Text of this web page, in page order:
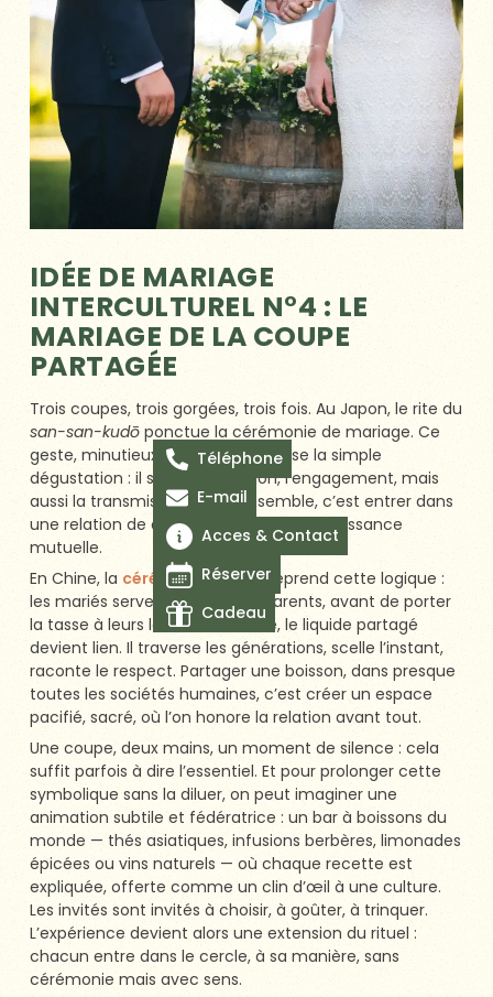
IDÉE DE MARIAGE
INTERCULTUREL N°4 : LE
MARIAGE DE LA COUPE
PARTAGÉE
Trois coupes, trois gorgées, trois fois. Au Japon, le rite du
san-san-kudōponctue la cérémonie de mariage. Ce
geste, minutieux et codifié, dépasse la simple
dégustation : il symbolise l’union, l’engagement, mais
aussi la transmission. Boire ensemble, c’est entrer dans
une relation de confiance et de reconnaissance
mutuelle.
En Chine, la cérémonie du théreprend cette logique :
les mariés servent d’abord les parents, avant de porter
la tasse à leurs lèvres. Là encore, le liquide partagé
devient lien. Il traverse les générations, scelle l’instant,
raconte le respect. Partager une boisson, dans presque
toutes les sociétés humaines, c’est créer un espace
pacifié, sacré, où l’on honore la relation avant tout.
Une coupe, deux mains, un moment de silence : cela
suffit parfois à dire l’essentiel. Et pour prolonger cette
symbolique sans la diluer, on peut imaginer une
animation subtile et fédératrice : un bar à boissons du
monde — thés asiatiques, infusions berbères, limonades
épicées ou vins naturels — où chaque recette est
expliquée, offerte comme un clin d’œil à une culture.
Les invités sont invités à choisir, à goûter, à trinquer.
L’expérience devient alors une extension du rituel :
chacun entre dans le cercle, à sa manière, sans
cérémonie mais avec sens.
Téléphone
E-mail
Acces & Contact
Réserver
Cadeau